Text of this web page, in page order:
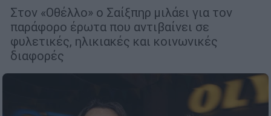
Στον «Οθέλλο» ο Σαίξπηρ μιλάει για τον
παράφορο έρωτα που αντιβαίνει σε
φυλετικές, ηλικιακές και κοινωνικές
διαφορές